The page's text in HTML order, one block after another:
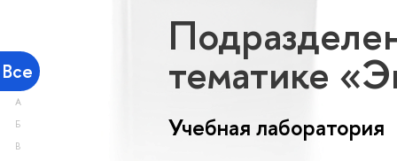
Все
А
Б
В
тематике
Учебная лаборатория